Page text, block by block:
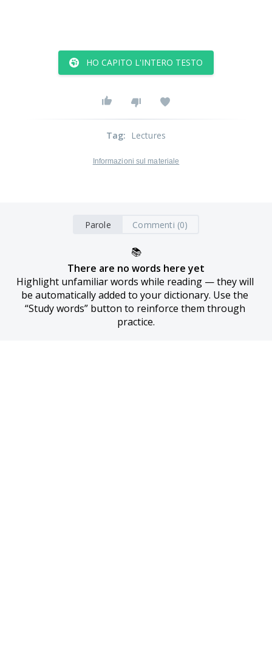
HO CAPITO L'INTERO TESTO
Tag: Lectures
Informazioni sul materiale
Parole Commenti (0)
📚
There are no words here yet
Highlight unfamiliar words while reading — they will
be automatically added to your dictionary. Use the
“Study words” button to reinforce them through
practice.